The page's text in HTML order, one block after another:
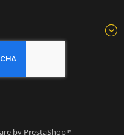
by PrestaShop™